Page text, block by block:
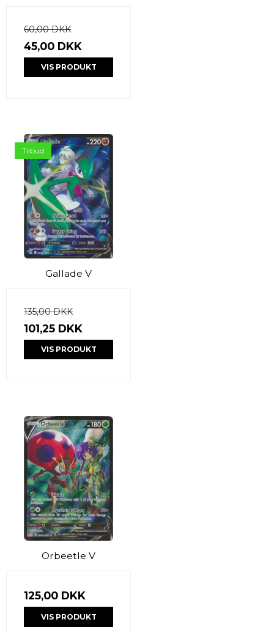
60,00 DKK
45,00 DKK
VIS PRODUKT
Tilbud
Gallade V
135,00 DKK
101,25 DKK
VIS PRODUKT
Orbeetle V
125,00 DKK
VIS PRODUKT